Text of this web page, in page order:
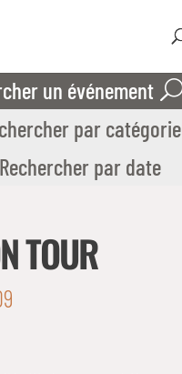
un événement
par catégorie
Rechercher par date
TOUR